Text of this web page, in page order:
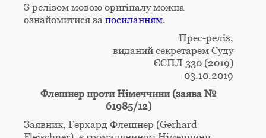
З релізом мовою оригіналу можна
ознайомитися за посиланням.
Прес-реліз,
виданий секретарем Суду
ЄСПЛ 330 (2019)
03.10.2019
Флешнер проти Німеччини (заява №
61985/12)
Заявник, Герхард Флешнер (Gerhard